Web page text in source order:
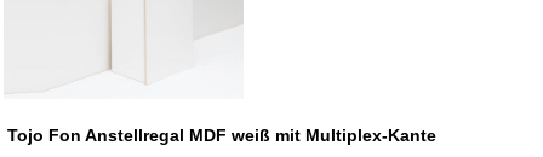
Tojo Fon Anstellregal MDF weiß mit Multiplex-Kante